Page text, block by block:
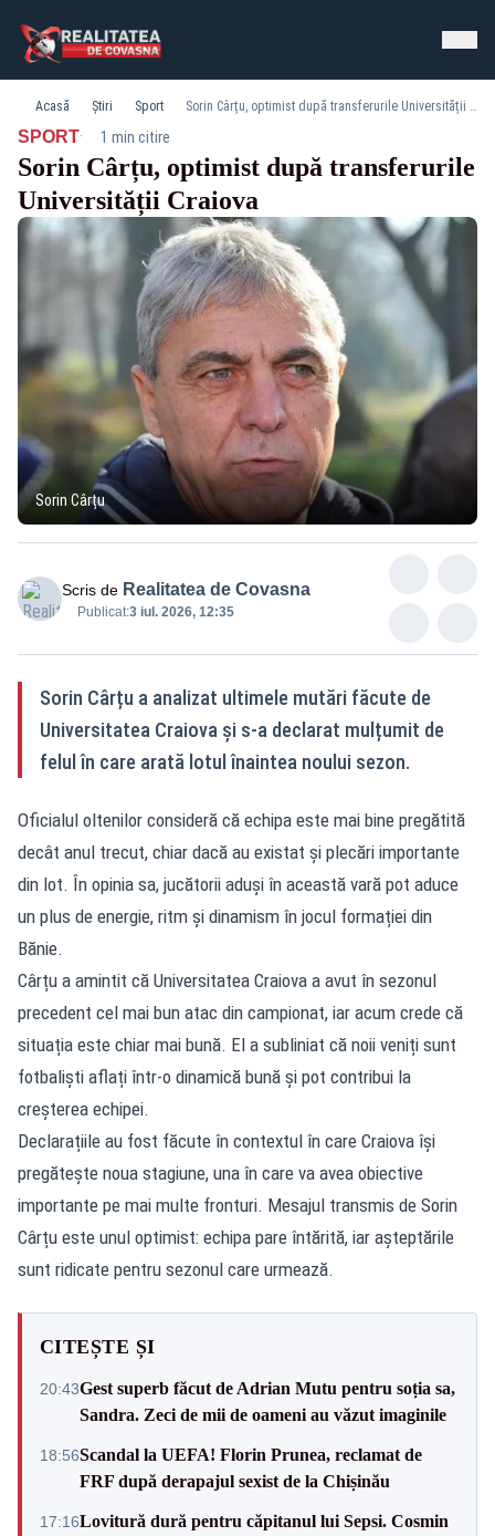
Acasă Știri Sport Sorin Cârțu, optimist după transferurile Universității Craiova
SPORT· 1 min citire
Sorin Cârțu, optimist după transferurile
Universității Craiova
Sorin Cârțu
Scris de Realitatea de Covasna
Publicat:3 iul. 2026, 12:35
Sorin Cârțu a analizat ultimele mutări făcute de
Universitatea Craiova și s-a declarat mulțumit de
felul în care arată lotul înaintea noului sezon.
Oficialul oltenilor consideră că echipa este mai bine pregătită
decât anul trecut, chiar dacă au existat și plecări importante
din lot. În opinia sa, jucătorii aduși în această vară pot aduce
un plus de energie, ritm și dinamism în jocul formației din
Bănie.
Cârțu a amintit că Universitatea Craiova a avut în sezonul
precedent cel mai bun atac din campionat, iar acum crede că
situația este chiar mai bună. El a subliniat că noii veniți sunt
fotbaliști aflați într-o dinamică bună și pot contribui la
creșterea echipei.
Declarațiile au fost făcute în contextul în care Craiova își
pregătește noua stagiune, una în care va avea obiective
importante pe mai multe fronturi. Mesajul transmis de Sorin
Cârțu este unul optimist: echipa pare întărită, iar așteptările
sunt ridicate pentru sezonul care urmează.
CITEȘTE ȘI
20:43Gest superb făcut de Adrian Mutu pentru soția sa,
Sandra. Zeci de mii de oameni au văzut imaginile
18:56Scandal la UEFA! Florin Prunea, reclamat de
FRF după derapajul sexist de la Chișinău
17:16Lovitură dură pentru căpitanul lui Sepsi. Cosmin